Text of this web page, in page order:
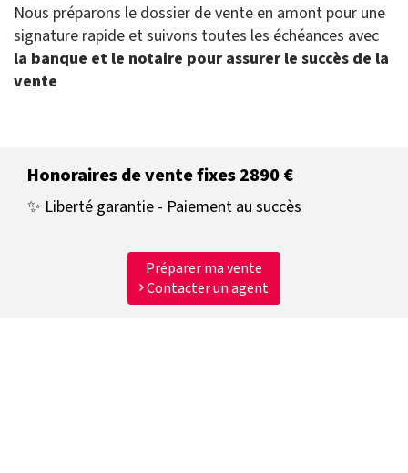
Nous préparons le dossier de vente en amont pour une
signature rapide et suivons toutes les échéances avec
la banque et le notaire pour assurer le succès de la
vente
Honoraires de vente fixes 2890 €
✨ Liberté garantie - Paiement au succès
Préparer ma vente
Contacter un agent